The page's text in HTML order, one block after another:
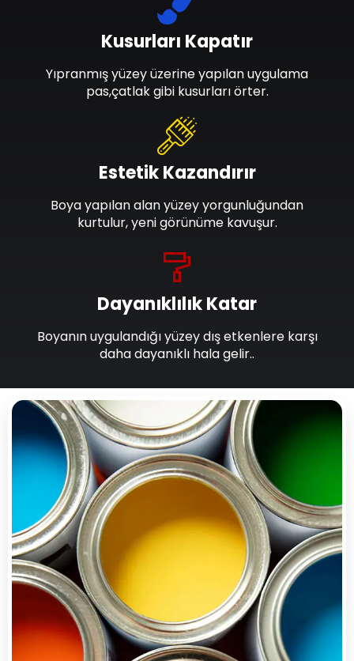
Dayanıklılık Katar
Boyanın uygulandığı yüzey dış etkenlere karşı
daha dayanıklı hala gelir..
Estetik Kazandırır
Boya yapılan alan yüzey yorgunluğundan
kurtulur, yeni görünüme kavuşur.
Kusurları Kapatır
Yıpranmış yüzey üzerine yapılan uygulama
pas,çatlak gibi kusurları örter.